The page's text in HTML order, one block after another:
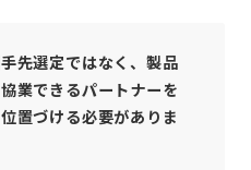
先選定ではなく、製品
業できるパートナーを
置づける必要がありま